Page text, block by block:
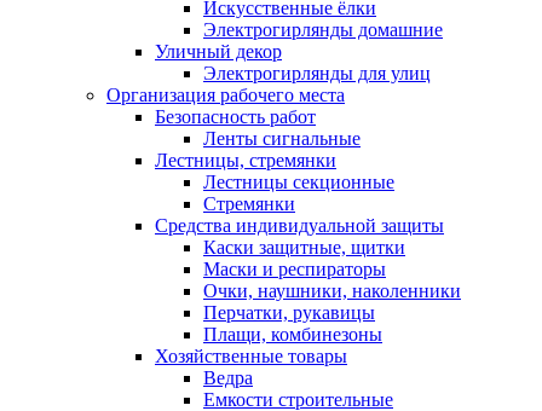
Искусственные ёлки
Электрогирлянды домашние
Уличный декор
Электрогирлянды для улиц
Организация рабочего места
Безопасность работ
Ленты сигнальные
Лестницы, стремянки
Лестницы секционные
Стремянки
Средства индивидуальной защиты
Каски защитные, щитки
Маски и респираторы
Очки, наушники, наколенники
Перчатки, рукавицы
Плащи, комбинезоны
Хозяйственные товары
Ведра
Емкости строительные